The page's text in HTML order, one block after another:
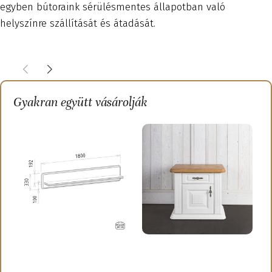
egyben bútoraink sérülésmentes állapotban való
helyszínre szállítását és átadását.
Gyakran együtt vásárolják